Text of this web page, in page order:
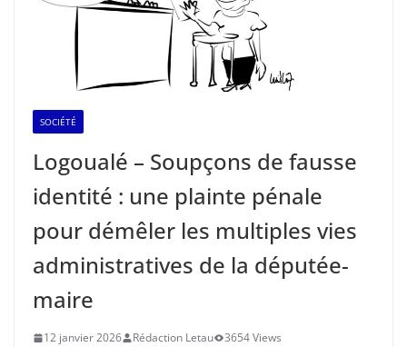
SOCIÉTÉ
Logoualé – Soupçons de fausse
identité : une plainte pénale
pour démêler les multiples vies
administratives de la députée-
maire
12 janvier 2026 Rédaction Letau 3654 Views